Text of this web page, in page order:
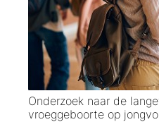
Onderzoek naar de
vroeggeboorte op